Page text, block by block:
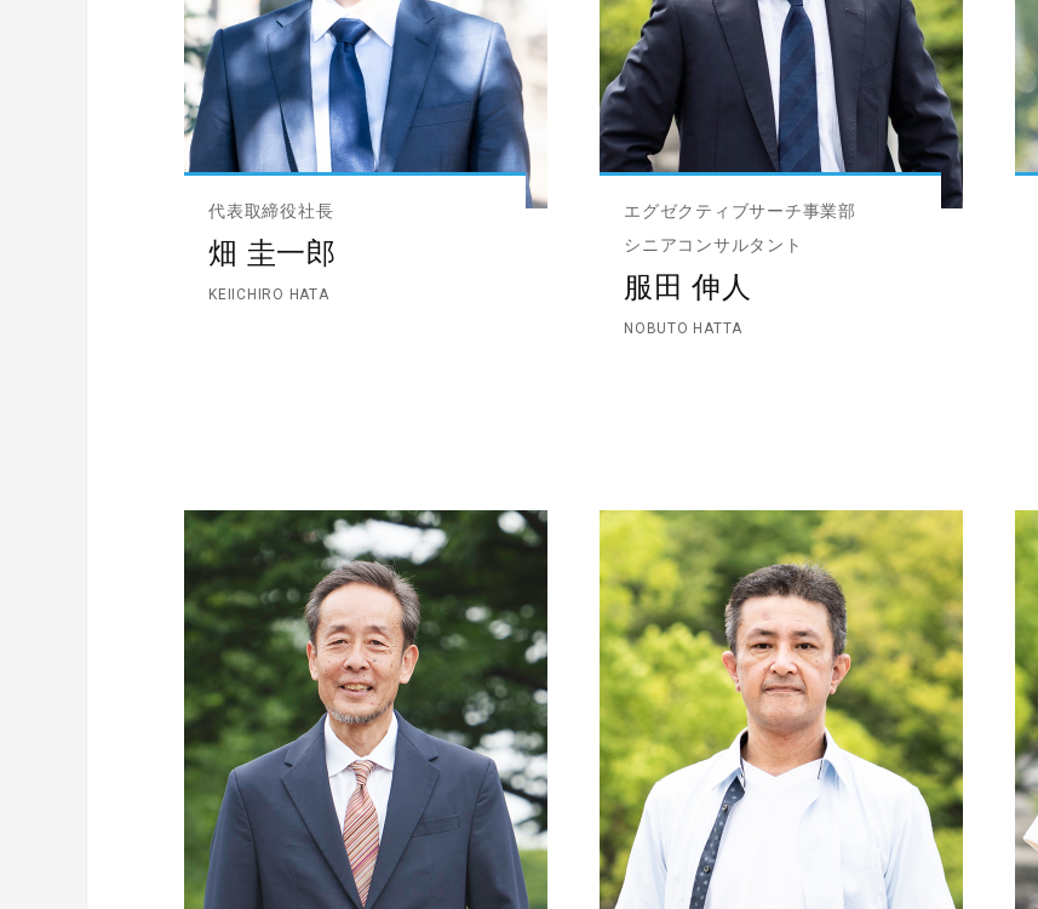
代表取締役社長
畑 圭一郎
KEIICHIRO HATA
エグゼクティブサーチ事業部
シニアコンサルタント
服田 伸人
NOBUTO HATTA